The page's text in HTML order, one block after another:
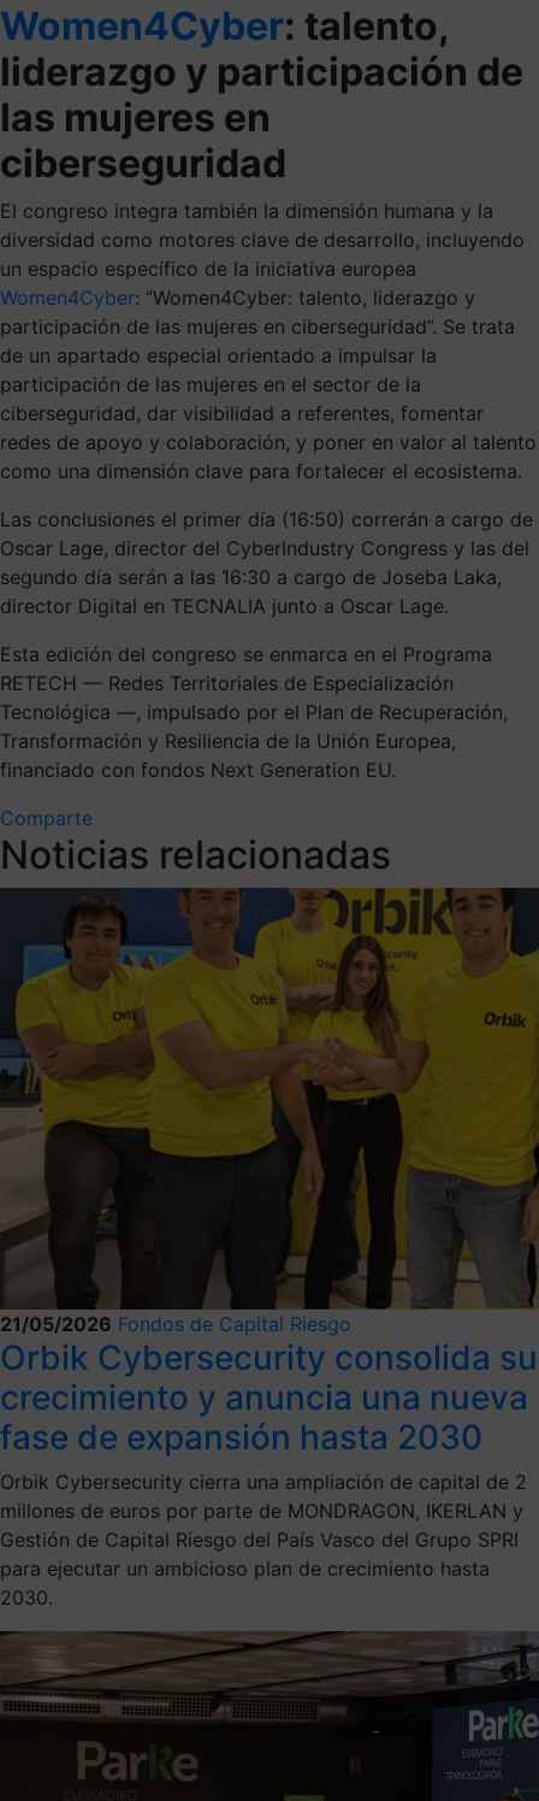
Women4Cyber: talento,
liderazgo y participación de
las mujeres en
ciberseguridad
El congreso integra también la dimensión humana y la
diversidad como motores clave de desarrollo, incluyendo
un espacio específico de la iniciativa europea
Women4Cyber: “Women4Cyber: talento, liderazgo y
participación de las mujeres en ciberseguridad”. Se trata
de un apartado especial orientado a impulsar la
participación de las mujeres en el sector de la
ciberseguridad, dar visibilidad a referentes, fomentar
redes de apoyo y colaboración, y poner en valor al talento
como una dimensión clave para fortalecer el ecosistema.
Las conclusiones el primer día (16:50) correrán a cargo de
Oscar Lage, director del CyberIndustry Congress y las del
segundo día serán a las 16:30 a cargo de Joseba Laka,
director Digital en TECNALIA junto a Oscar Lage.
Esta edición del congreso se enmarca en el Programa
RETECH — Redes Territoriales de Especialización
Tecnológica —, impulsado por el Plan de Recuperación,
Transformación y Resiliencia de la Unión Europea,
financiado con fondos Next Generation EU.
Comparte
Noticias relacionadas
21/05/2026 Fondos de Capital Riesgo
Orbik Cybersecurity consolida su
crecimiento y anuncia una nueva
fase de expansión hasta 2030
Orbik Cybersecurity cierra una ampliación de capital de 2
millones de euros por parte de MONDRAGON, IKERLAN y
Gestión de Capital Riesgo del País Vasco del Grupo SPRI
para ejecutar un ambicioso plan de crecimiento hasta
2030.